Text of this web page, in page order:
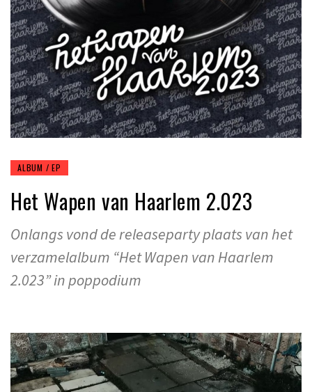
ALBUM / EP
Het Wapen van Haarlem 2.023
Onlangs vond de releaseparty plaats van het
verzamelalbum “Het Wapen van Haarlem
2.023” in poppodium